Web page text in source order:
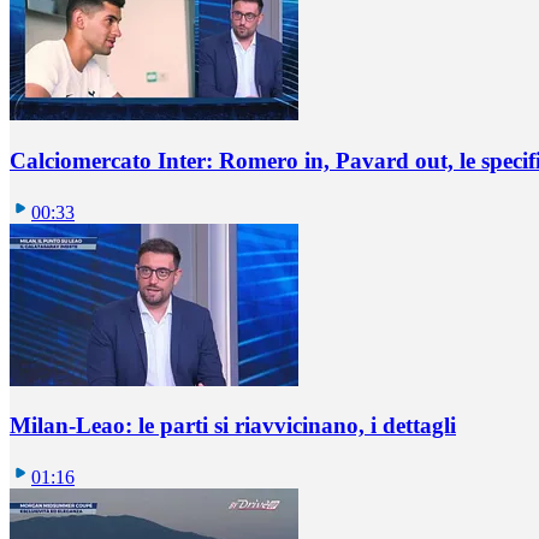
Calciomercato Inter: Romero in, Pavard out, le
00:33
Milan-Leao: le parti si riavvicinano, i dettagli
01:16